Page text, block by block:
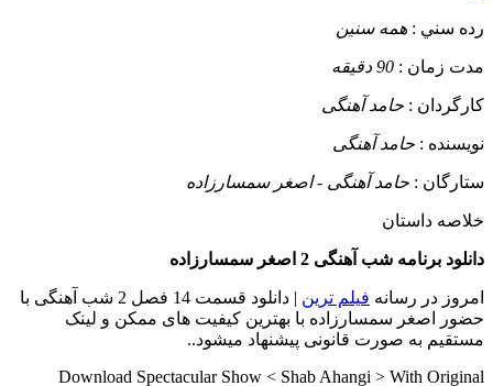
رده سني : همه سنین
مدت زمان : 90 دقیقه
کارگردان : حامد آهنگی
نويسنده : حامد آهنگی
ستارگان : حامد آهنگی - اصغر سمسارزاده
خلاصه داستان
دانلود برنامه شب آهنگی 2 اصغر سمسارزاده
امروز در رسانه فیلم ترین
| دانلود قسمت 14 فصل 2 شب آهنگی با
حضور اصغر سمسارزاده با بهترین کیفیت های ممکن و لینک
مستقیم به صورت قانونی پیشنهاد میشود..
Download Spectacular Show < Shab Ahangi > With Original